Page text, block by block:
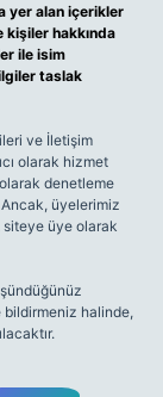
yer alan içerikler
hakkında
ile isim
taslak
ve İletişim
olarak hizmet
denetleme
üyelerimiz
siteye üye olarak
bildirmeniz halinde,